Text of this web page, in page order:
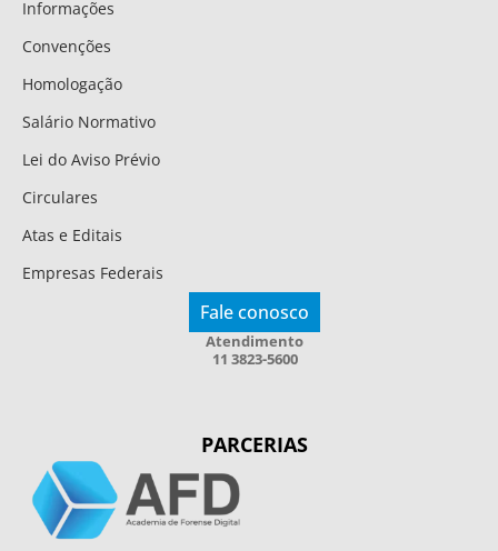
Informações
Convenções
Homologação
Salário Normativo
Lei do Aviso Prévio
Circulares
Atas e Editais
Empresas Federais
Fale conosco
Atendimento
11 3823-5600
PARCERIAS